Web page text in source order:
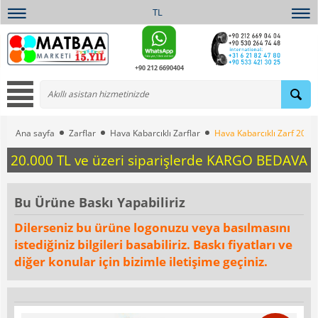
TL
+90 212 6690404
Ana sayfa Zarflar Hava Kabarcıklı Zarflar Hava Kabarcıklı Zarf
20.000 TL ve üzeri siparişlerde KARGO BEDAVA
Bu Ürüne Baskı Yapabiliriz
Dilerseniz bu ürüne logonuzu veya basılmasını
istediğiniz bilgileri basabiliriz. Baskı fiyatları ve
diğer konular için bizimle iletişime geçiniz.